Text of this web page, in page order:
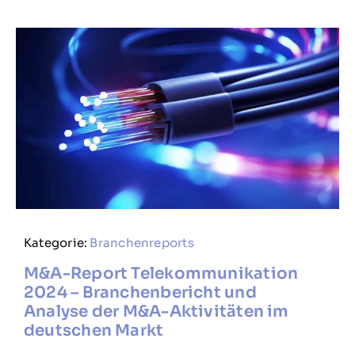
Kategorie: Branchenreports
M&A-Report Telekommunikation
2024 – Branchenbericht und
Analyse der M&A-Aktivitäten im
deutschen Markt